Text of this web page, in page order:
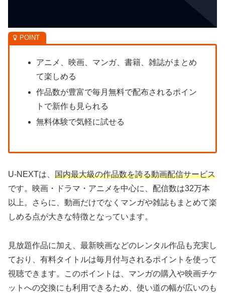
アニメ、映画、マンガ、書籍、雑誌がまとめ
て楽しめる
作品数が豊富で毎月無料で配布されるポイン
トで新作も見られる
無料体験で気軽に試せる
U-NEXTは、 国内最大級の作品数を誇る動画配信サービス
です。映画・ドラマ・アニメを中心に、配信数は32万本
以上。さらに、動画だけでなくマンガや雑誌もまとめて楽
しめる点が大きな特徴となっています。
見放題作品に加え、最新映画などのレンタル作品も充実し
ており、有料タイトルは毎月付与されるポイントを使って
視聴できます。このポイントは、マンガの購入や映画チケ
ットへの交換にも利用できるため、使い道の幅が広いのも